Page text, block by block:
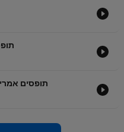
תופסים